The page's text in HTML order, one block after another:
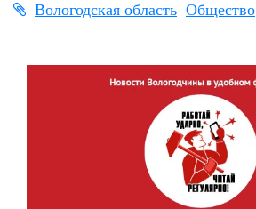
Вологодская область Общество